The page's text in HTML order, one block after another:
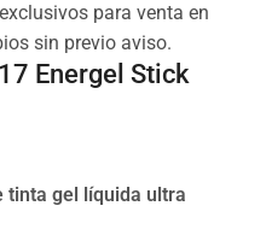
para venta en
sin previo aviso.
Energel Stick
tinta gel líquida ultra